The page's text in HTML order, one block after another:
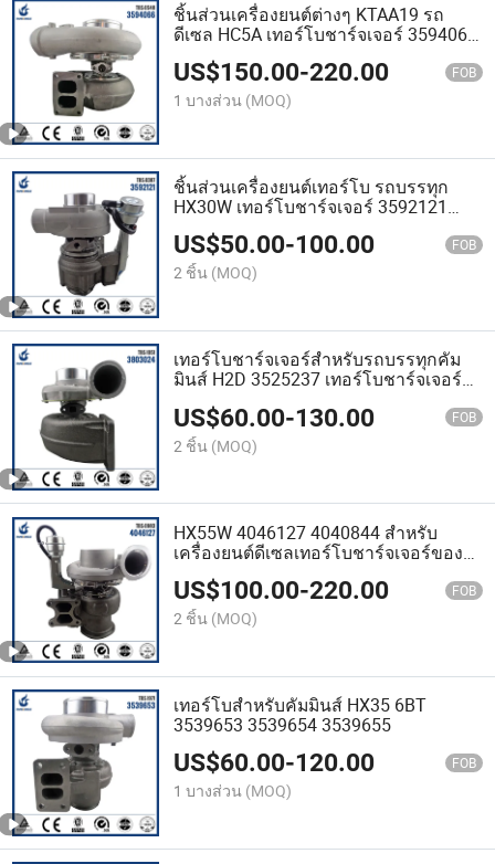
ชิ้นส่วนเครื่องยนต์ต่างๆ KTAA19 รถ
ดีเซล HC5A เทอร์โบชาร์จเจอร์ 3594066
3801803
US$150.00-220.00 FOB
1 บางส่วน (MOQ)
ชิ้นส่วนเครื่องยนต์เทอร์โบ รถบรรทุก
HX30W เทอร์โบชาร์จเจอร์ 3592121
3592122 3590128
US$50.00-100.00 FOB
2 ชิ้น (MOQ)
เทอร์โบชาร์จเจอร์สำหรับรถบรรทุกคัม
มินส์ H2D 3525237 เทอร์โบชาร์จเจอร์
US$60.00-130.00 FOB
2 ชิ้น (MOQ)
HX55W 4046127 4040844 สำหรับ
เครื่องยนต์ดีเซลเทอร์โบชาร์จเจอร์ของ
คัมมินส์
US$100.00-220.00 FOB
2 ชิ้น (MOQ)
เทอร์โบสำหรับคัมมินส์ HX35 6BT
3539653 3539654 3539655
US$60.00-120.00 FOB
1 บางส่วน (MOQ)